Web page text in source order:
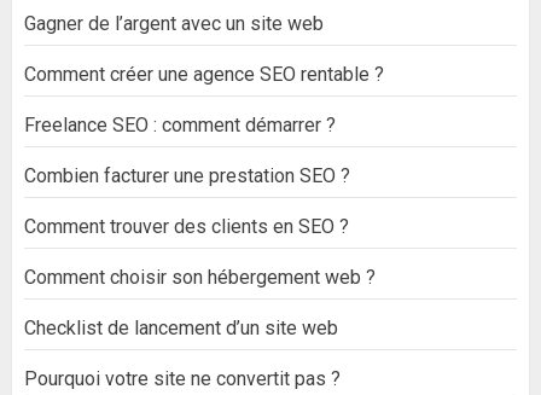
Gagner de l’argent avec un site web
Comment créer une agence SEO rentable ?
Freelance SEO : comment démarrer ?
Combien facturer une prestation SEO ?
Comment trouver des clients en SEO ?
Comment choisir son hébergement web ?
Checklist de lancement d’un site web
Pourquoi votre site ne convertit pas ?